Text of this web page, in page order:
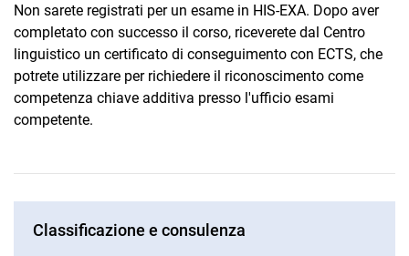
Non sarete registrati per un esame in HIS-EXA. Dopo aver
completato con successo il corso, riceverete dal Centro
linguistico un certificato di conseguimento con ECTS, che
potrete utilizzare per richiedere il riconoscimento come
competenza chiave additiva presso l'ufficio esami
competente.
Classificazione e consulenza